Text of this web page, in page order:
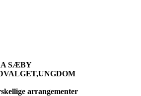
SÆBY
arrangementer